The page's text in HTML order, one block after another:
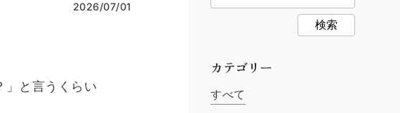
2026/07/01
」と言うくらい
検索
カテゴリー
すべて